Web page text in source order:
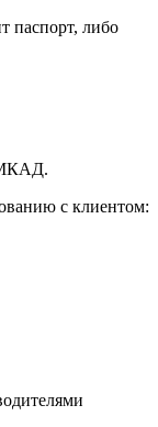
паспорт, либо
МКАД.
с клиентом: